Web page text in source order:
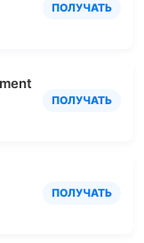
ПОЛУЧАТЬ
ПОЛУЧАТЬ
ПОЛУЧАТЬ